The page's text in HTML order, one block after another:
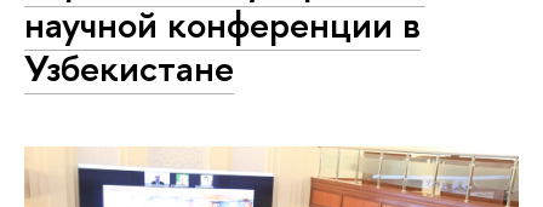
научной конференции в
Узбекистане